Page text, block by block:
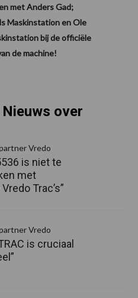
met Anders Gad;
Maskinstation en Ole
bij de officiële
de machine!
over
Vredo
is niet te
met
Trac’s”
Vredo
is cruciaal